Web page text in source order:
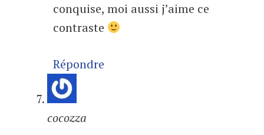
conquise, moi aussi j’aime ce
contraste
Répondre
cocozza